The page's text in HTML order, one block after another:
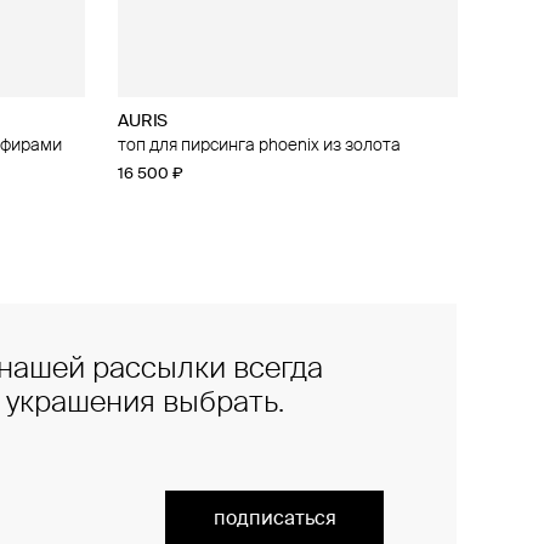
AURIS
топ для пирсинга phoenix из золота
16 500 ₽
из
рассылки всегда
украшения выбрать.
подписаться